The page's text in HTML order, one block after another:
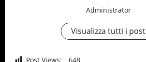
Administrator
Visualizza tutti i post
Post Views: 648